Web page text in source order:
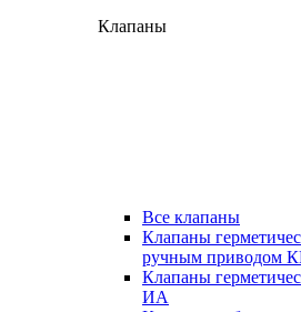
Клапаны
Все клапаны
Клапаны
ручным приводом
Клапаны
ИА